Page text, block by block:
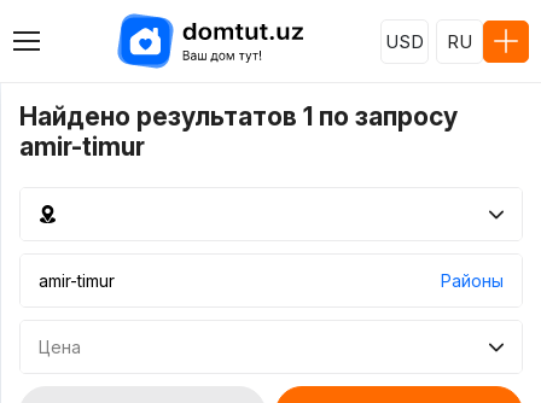
USD RU
Найдено результатов 1 по запросу
amir-timur
Районы
Цена